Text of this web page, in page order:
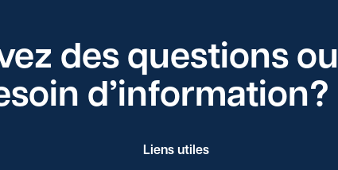
des questions ou
d’information?
Liens utiles